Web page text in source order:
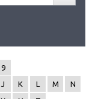
9
J K L M
N